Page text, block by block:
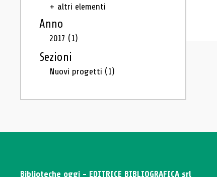
+ altri elementi
Anno
2017 (1)
Sezioni
Nuovi progetti (1)
Biblioteche oggi - EDITRICE BIBLIOGRAFICA srl